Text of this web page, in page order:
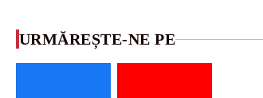
URMĂREȘTE-NE PE